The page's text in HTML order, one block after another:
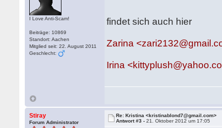
I Love Anti-Scam!
Beiträge: 10869
Standort: Aachen
Mitglied seit: 22. August 2011
Geschlecht:
findet sich auch hier
Zarina
Irina
Stiray
Forum Administrator
Re: Kristina <kristinablond7@gmail.com>
Antwort #3 -21. Oktober 2012 um 17:05